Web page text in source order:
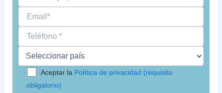
Aceptar la Política de privacidad (requisito
obligatorio)